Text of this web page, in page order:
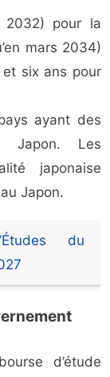
pour la
mars 2034)
six ans pour
ayant des
Japon. Les
japonaise
Japon.
du
d’étude